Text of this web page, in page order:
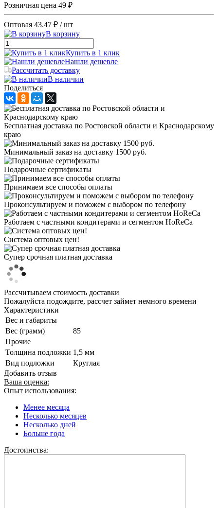
Розничная цена 49 ₽
Оптовая 43.47 ₽ / шт
В корзину
Купить в 1 клик
Нашли дешевле
Рассчитать доставку
В наличии
Поделиться
Бесплатная доставка по Ростовской области и Краснодарскому
краю
Минимальный заказ на доставку 1500 руб.
Подарочные сертификаты
Принимаем все способы оплаты
Проконсультируем и поможем с выбором по телефону
Работаем с частными кондитерами и сегментом HoReCa
Система оптовых цен!
Супер срочная платная доставка
Рассчитываем стоимость доставки
Пожалуйста подождите, рассчет займет немного времени
Характеристики
Вес и габариты
Вес (грамм)
85
Прочие
Толщина подложки 1,5 мм
Вид подложки
Круглая
Добавить отзыв
Ваша оценка:
Опыт использования:
Менее месяца
Несколько месяцев
Несколько дней
Больше года
Достоинства: